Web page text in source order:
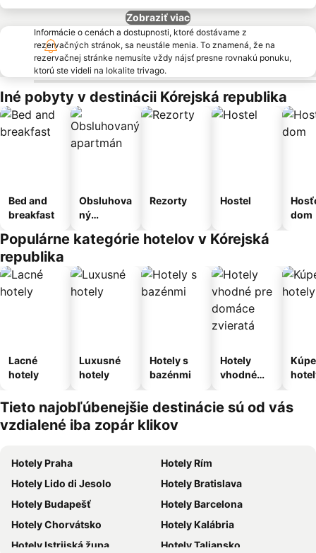
Zobraziť viac
Informácie o cenách a dostupnosti, ktoré dostávame z
rezervačných stránok, sa neustále menia. To znamená, že na
rezervačnej stránke nemusíte vždy nájsť presne rovnakú ponuku,
ktorú ste videli na lokalite trivago.
Iné pobyty v destinácii Kórejská republika
Bed and
breakfast
Obsluhova
ný
Rezorty Hostel
dom
Populárne kategórie hotelov v Kórejská
republika
Lacné
hotely
Luxusné
hotely
Hotely s
bazénmi
Hotely
vhodné
domáce
zvieratá
Tieto najobľúbenejšie destinácie sú od vás
vzdialené iba zopár klikov
Hotely Praha
Hotely Rím
Hotely Lido di Jesolo
Hotely Bratislava
Hotely Budapešť
Hotely Barcelona
Hotely Chorvátsko
Hotely Kalábria
Hotely Istrijská župa
Hotely Taliansko